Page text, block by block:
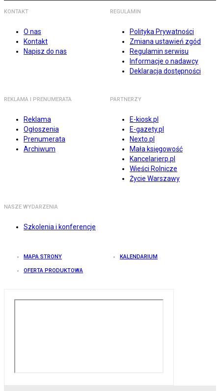
KONTAKT
O nas
Kontakt
Napisz do nas
REGULAMIN
Polityka Prywatności
Zmiana ustawień zgód
Regulamin serwisu
Informacje o nadawcy
Deklaracja dostępności
REKLAMA I PRENUMERATA
Reklama
Ogłoszenia
Prenumerata
Archiwum
PARTNERZY
E-kiosk.pl
E-gazety.pl
Nexto.pl
Mała księgowość
Kancelarierp.pl
Wieści Rolnicze
Życie Warszawy
NASZE WYDARZENIA
Szkolenia i konferencje
MAPA STRONY KALENDARIUM
OFERTA PRODUKTOWA